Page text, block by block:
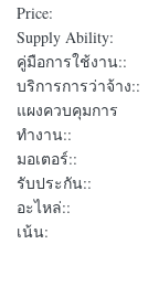
Price:
Supply Ability:
คู่มือการใช้งาน::
บริการการว่าจ้าง::
แผงควบคุมการ
ทำงาน::
มอเตอร์::
รับประกัน::
อะไหล่::
เน้น: